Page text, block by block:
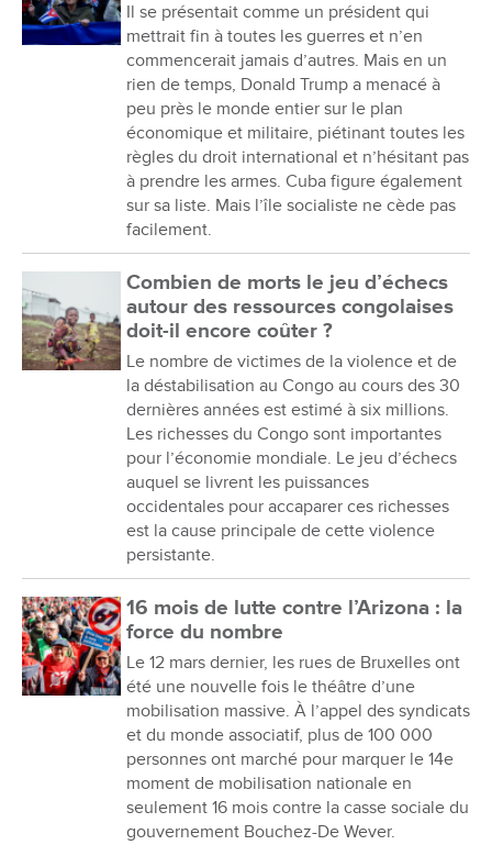
Il se présentait comme un président qui
mettrait fin à toutes les guerres et n’en
commencerait jamais d’autres. Mais en un
rien de temps, Donald Trump a menacé à
peu près le monde entier sur le plan
économique et militaire, piétinant toutes les
règles du droit international et n’hésitant pas
à prendre les armes. Cuba figure également
sur sa liste. Mais l’île socialiste ne cède pas
facilement.
Combien de morts le jeu d’échecs
autour des ressources congolaises
doit-il encore coûter ?
Le nombre de victimes de la violence et de
la déstabilisation au Congo au cours des 30
dernières années est estimé à six millions.
Les richesses du Congo sont importantes
pour l’économie mondiale. Le jeu d’échecs
auquel se livrent les puissances
occidentales pour accaparer ces richesses
est la cause principale de cette violence
persistante.
16 mois de lutte contre l’Arizona : la
force du nombre
Le 12 mars dernier, les rues de Bruxelles ont
été une nouvelle fois le théâtre d’une
mobilisation massive. À l’appel des syndicats
et du monde associatif, plus de 100 000
personnes ont marché pour marquer le 14e
moment de mobilisation nationale en
seulement 16 mois contre la casse sociale du
gouvernement Bouchez-De Wever.